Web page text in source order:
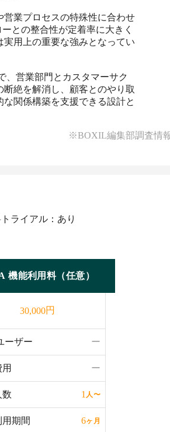
業プロセスの特殊性に合わせ
との整合性が定着率に大きく
用上の重要な強みとなってい
、営業部門とカスタマーサク
絶を解消し、顧客とのやり取
関係構築を支援できる設計と
※BOXIL編集部調査情
ライアル：あり
機能利用料（任意）
30,000円
ーザー ー
ー
数 1 人 〜
期間 6ヶ月